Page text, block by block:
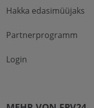
Hakka edasimüüjaks
Partnerprogramm
Login